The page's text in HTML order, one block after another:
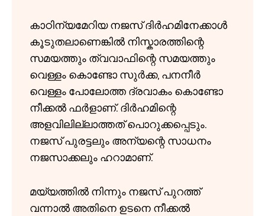
കാഠിന്യമേറിയ നജസ് ദിർഹമിനേക്കാൾ
കൂടുതലാണെങ്കിൽ നിസ്കാരത്തിന്റെ
സമയത്തും ത്വവാഫിന്റെ സമയത്തും
വെള്ളം കൊണ്ടോ സുർക്ക, പനനീർ
വെള്ളം പോലോത്ത ദ്രവാകം കൊണ്ടോ
നീക്കൽ ഫർളാണ്. ദിർഹമിന്റെ
അളവിലില്ലാത്തത് പൊറുക്കപ്പെടും.
നജസ് പുരട്ടലും അന്യന്റെ സാധനം
നജസാക്കലും ഹറാമാണ്.
മയ്യത്തിൽ നിന്നും നജസ് പുറത്ത്
വന്നാൽ അതിനെ ഉടനെ നീക്കൽ